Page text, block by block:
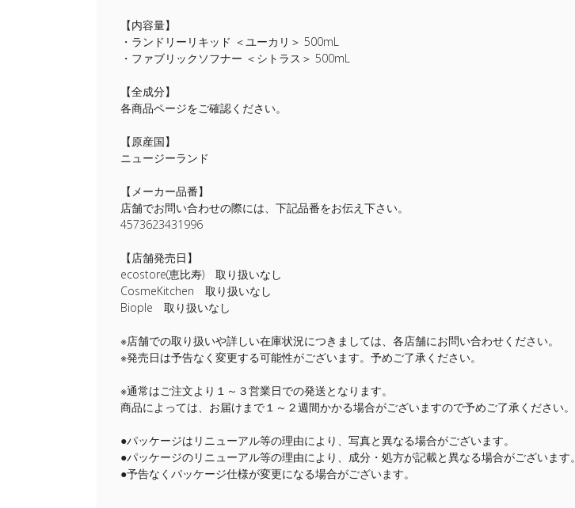
【内容量】
・ランドリーリキッド ＜ユーカリ＞ 500mL
・ファブリックソフナー ＜シトラス＞ 500mL
【全成分】
各商品ページをご確認ください。
【原産国】
ニュージーランド
【メーカー品番】
店舗でお問い合わせの際には、下記品番をお伝え下さい。
4573623431996
【店舗発売日】
ecostore(恵比寿) 取り扱いなし
CosmeKitchen 取り扱いなし
Biople 取り扱いなし
※店舗での取り扱いや詳しい在庫状況につきましては、各店舗にお問い合わせください。
※発売日は予告なく変更する可能性がございます。予めご了承ください。
※通常はご注文より１～３営業日での発送となります。
商品によっては、お届けまで１～２週間かかる場合がございますので予めご了承ください。
●パッケージはリニューアル等の理由により、写真と異なる場合がございます。
●パッケージのリニューアル等の理由により、成分・処方が記載と異なる場合がございます。
●予告なくパッケージ仕様が変更になる場合がございます。